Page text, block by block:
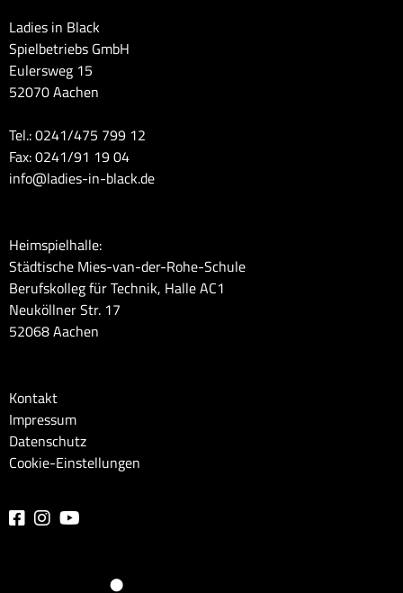
Ladies in Black
Spielbetriebs GmbH
Eulersweg 15
52070 Aachen
Tel.: 0241/475 799 12
Fax: 0241/91 19 04
info@ladies-in-black.de
Heimspielhalle:
Städtische Mies-van-der-Rohe-Schule
Berufskolleg für Technik, Halle AC1
Neuköllner Str. 17
52068 Aachen
Kontakt
Impressum
Datenschutz
Cookie-Einstellungen